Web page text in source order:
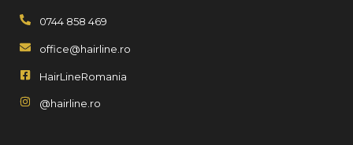
0744 858 469
office@hairline.ro
HairLineRomania
@hairline.ro